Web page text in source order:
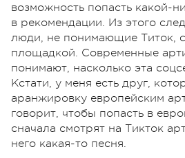
возможность попасть какой-
в рекомендации. Из этого
люди, не понимающие Титок,
площадкой. Современные
понимают, насколько эта
Кстати, у меня есть друг,
аранжировку европейским
говорит, чтобы попасть в
сначала смотрят на Тикток
него какая-то песня.